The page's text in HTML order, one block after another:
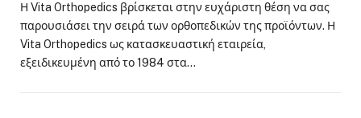
Η Vita Orthopedics βρίσκεται στην ευχάριστη θέση να σας
παρουσιάσει την σειρά των ορθοπεδικών της προϊόντων. Η
Vita Orthopedics ως κατασκευαστική εταιρεία,
εξειδικευμένη από το 1984 στα…